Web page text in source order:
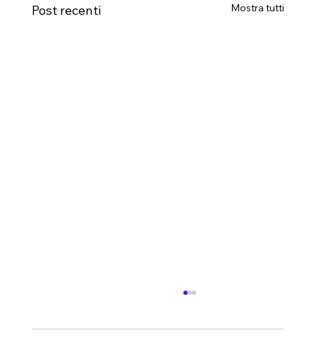
Post recenti Mostra tutti